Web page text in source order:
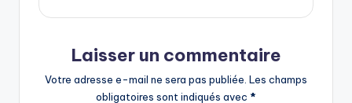
Laisser un commentaire
Votre adresse e-mail ne sera pas publiée. Les champs
obligatoires sont indiqués avec *